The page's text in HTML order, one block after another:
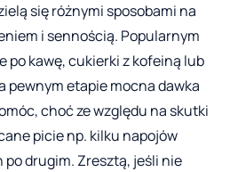
się różnymi sposobami na
i sennością. Popularnym
po kawę, cukierki z kofeiną lub
pewnym etapie mocna dawka
choć ze względu na skutki
picie np. kilku napojów
drugim. Zresztą, jeśli nie